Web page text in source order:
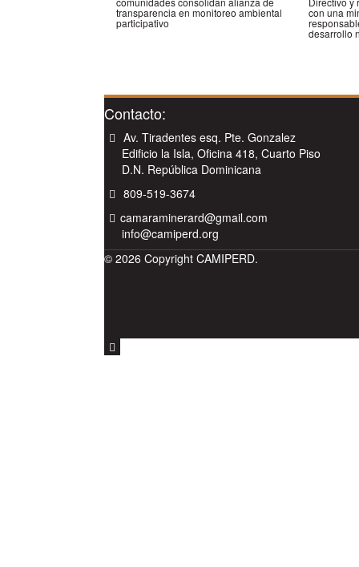
transparencia en monitoreo ambiental
participativo
con una
desarrollo
Contacto:
Av. Tiradentes esq. Pte. Gonzalez
Edificio la Isla, Oficina 418, Cuarto Piso
D.N. República Dominicana
809-519-3674
camaraminerard@gmail.com
info@camiperd.org
© 2026 Copyright CAMIPERD.